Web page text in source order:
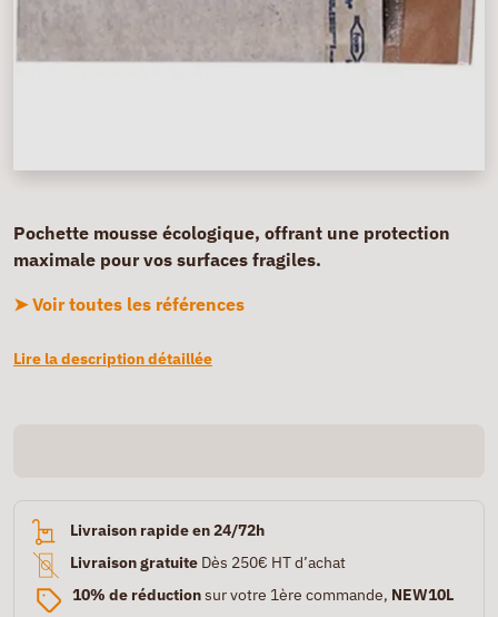
Pochette mousse écologique, offrant une protection
maximale pour vos surfaces fragiles.
➤ Voir toutes les références
Lire la description détaillée
Livraison rapide en 24/72h
Livraison gratuite Dès 250€ HT d’achat
10% de réductionsur votre 1ère commande, NEW10L